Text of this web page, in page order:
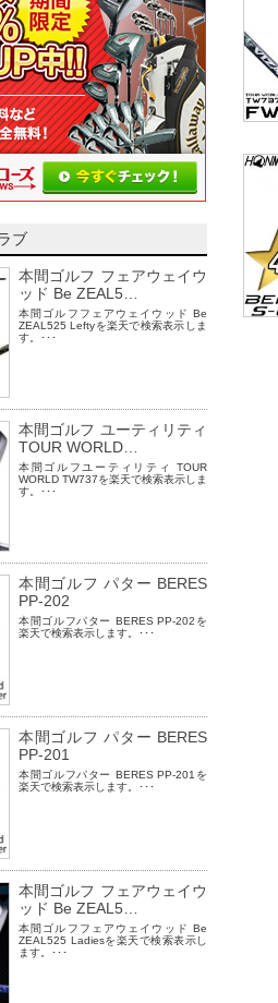
ブ
本間ゴルフ フェアウェイウ
ッド Be ZEAL5…
本間ゴルフフェアウェイウッド Be
ZEAL525 Leftyを楽天で検索表示しま
す。･･･
本間ゴルフ ユーティリティ
TOUR WORLD…
本間ゴルフユーティリティ TOUR
WORLD TW737を楽天で検索表示しま
す。･･･
本間ゴルフ パター BERES
PP-202
本間ゴルフパター BERES PP-202を
楽天で検索表示します。･･･
本間ゴルフ パター BERES
PP-201
本間ゴルフパター BERES PP-201を
楽天で検索表示します。･･･
本間ゴルフ フェアウェイウ
ッド Be ZEAL5…
本間ゴルフフェアウェイウッド Be
ZEAL525 Ladiesを楽天で検索表示し
ます。･･･